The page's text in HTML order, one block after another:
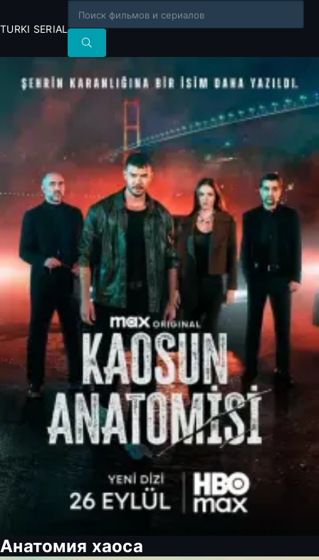
TURKI SERIAL
Анатомия хаоса